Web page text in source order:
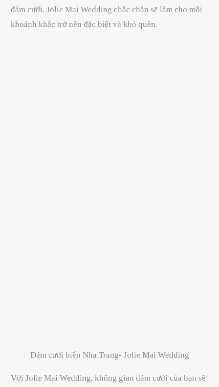
đám cưới. Jolie Mai Wedding chắc chắn sẽ làm cho mỗi
khoảnh khắc trở nên đặc biệt và khó quên.
Đám cưới biển Nha Trang- Jolie Mai Wedding
Với Jolie Mai Wedding, không gian đám cưới của bạn sẽ